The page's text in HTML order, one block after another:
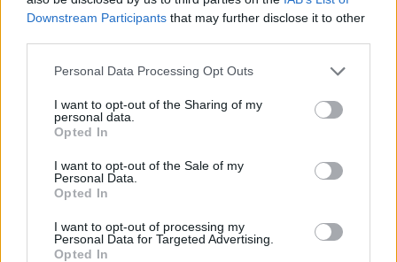
Downstream Participants that may further disclose it to other
Personal Data Processing Opt Outs
I want to opt-out of the Sharing of my
personal data.
Opted In
I want to opt-out of the Sale of my
Personal Data.
Opted In
I want to opt-out of processing my
Personal Data for Targeted Advertising.
Opted In
KEDVES OLVASÓNK!
tartozik, melynek olvasása előfizetéses
regisztrációhoz kötött.
Az előfizetés a következőket tartalmazza:
Portfolio.hu teljes cikkarchívum
kötéslistái